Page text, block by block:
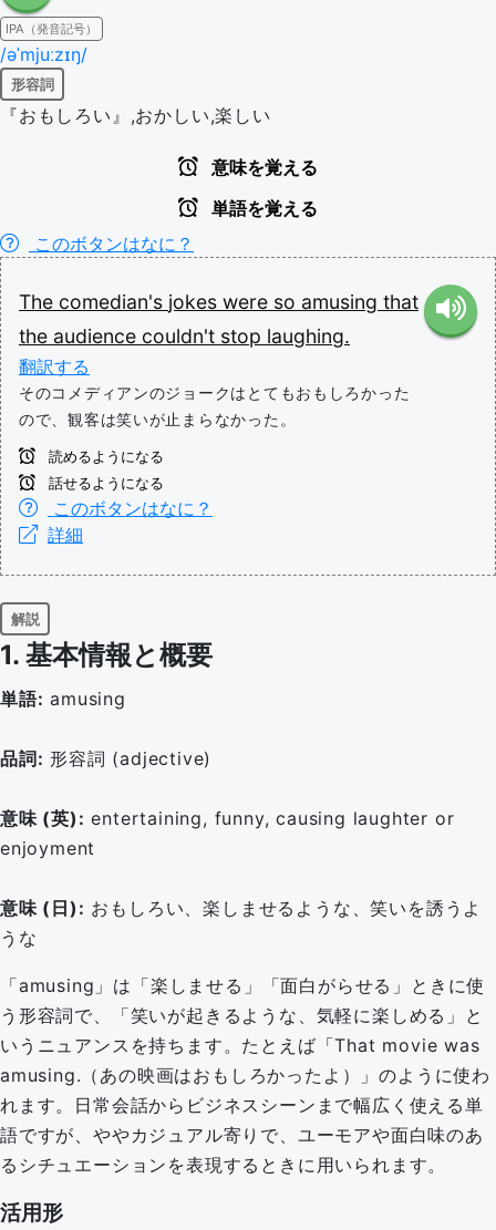
IPA（発音記号）
/əˈmjuːzɪŋ/
形容詞
『おもしろい』,おかしい,楽しい
意味を覚える
単語を覚える
このボタンはなに？
The comedian's jokes were so amusing that
the audience couldn't stop laughing.
翻訳する
そのコメディアンのジョークはとてもおもしろかった
ので、観客は笑いが止まらなかった。
読めるようになる
話せるようになる
このボタンはなに？
詳細
解説
1. 基本情報と概要
単語: amusing
品詞: 形容詞 (adjective)
意味 (英): entertaining, funny, causing laughter or
enjoyment
意味 (日): おもしろい、楽しませるような、笑いを誘うよ
うな
「amusing」は「楽しませる」「面白がらせる」ときに使
う形容詞で、「笑いが起きるような、気軽に楽しめる」と
いうニュアンスを持ちます。たとえば「That movie was
amusing.（あの映画はおもしろかったよ）」のように使わ
れます。日常会話からビジネスシーンまで幅広く使える単
語ですが、ややカジュアル寄りで、ユーモアや面白味のあ
るシチュエーションを表現するときに用いられます。
活用形